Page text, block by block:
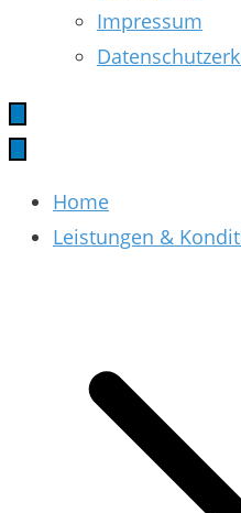
Impressum
Home
Leistungen &